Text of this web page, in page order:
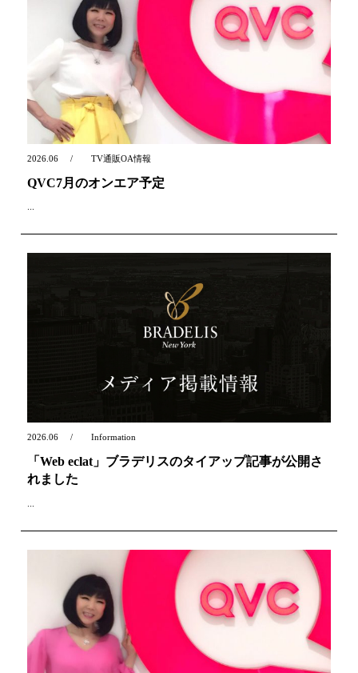
2026.06 TV通販OA情報
QVC7月のオンエア予定
...
2026.06 Information
「Web eclat」ブラデリスのタイアップ記事が公開さ
れました
...